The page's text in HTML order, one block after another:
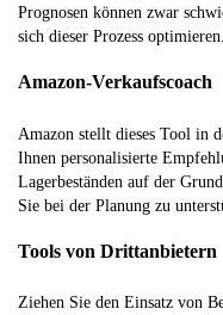
Prognosen können zwar
sich dieser Prozess optimieren.
Amazon-Verkaufscoach
Amazon stellt dieses Tool in
Ihnen personalisierte
Lagerbeständen auf der
Sie bei der Planung zu
Tools von Drittanbietern
Ziehen Sie den Einsatz von